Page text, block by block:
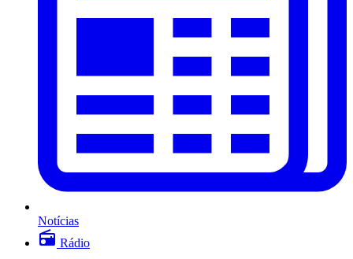
Notícias
Rádio